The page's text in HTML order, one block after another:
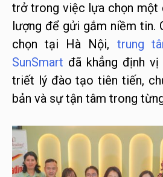
trở trong việc lựa chọn một
lượng để gửi gắm niềm tin.
chọn tại Hà Nội, trung
SunSmart đã khẳng định
triết lý đào tạo tiên tiến,
bản và sự tận tâm trong